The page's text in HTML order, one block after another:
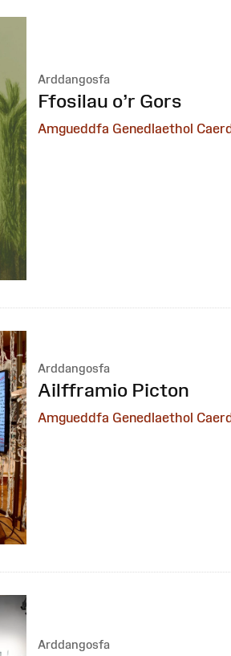
Arddangosfa
:
Ffosilau o’r Gors
Amgueddfa Genedlaethol
Arddangosfa
:
Ailfframio Picton
Amgueddfa Genedlaethol
Arddangosfa